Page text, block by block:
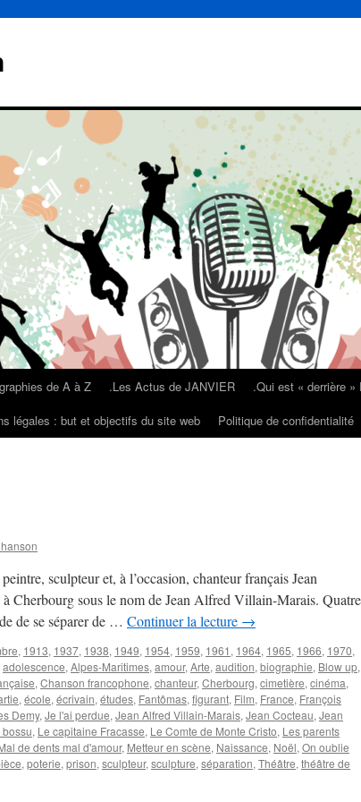
de A à Z .Les Actus de JANVIER .Qui est « derrière
légales : but et objectifs du site web Politique de confidentialité
sculpteur et, à l’occasion, chanteur français Jean
Cherbourg sous le nom de Jean Alfred Villain-Marais. Quatre
de se séparer de … Continuer la lecture →
, 1913, 1937, 1938, 1949, 1954, 1959, 1961 , 1964, 1965, 1966, 1970,
adolescence, Alpes-Maritimes, amour, Arte, audition, biographie, Blow up,
, Chanson francophone, chanteur, Cherbourg, cimetière, cinéma,
, école, écrivain, études, Fantômas, figurant, Film, France, François
Demy, Je l'ai perdue, Jean Alfred Villain-Marais, Jean Cocteau, Jean
bossu, Le capitaine Fracasse, Le Comte de Monte Cristo, Les parents
de dents mal d'amour, Metteur en scène, Naissance, Noël, On oublie
, poterie, prison, sculpteur, sculpture, séparation, Théâtre, théâtre de